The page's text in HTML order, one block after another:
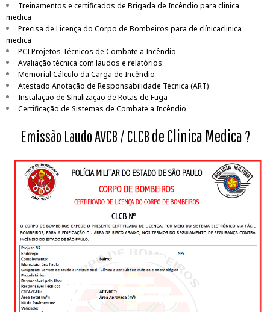
Treinamentos e certificados de Brigada de Incêndio para clinica
medica
Precisa de Licença do Corpo de Bombeiros para de clínicaclinica
medica
PCI Projetos Técnicos de Combate a Incêndio
Avaliação técnica com laudos e relatórios
Memorial Cálculo da Carga de Incêndio
Atestado Anotação de Responsabilidade Técnica (ART)
Instalação de Sinalização de Rotas de Fuga
Certificação de Sistemas de Combate a Incêndio
Emissão Laudo AVCB / CLCB de Clinica Medica ?